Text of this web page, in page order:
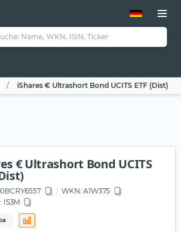
iShares € Ultrashort Bond UCITS ETF (Dist)
€ Ultrashort Bond UCITS
WKN: A1W375
IS3M